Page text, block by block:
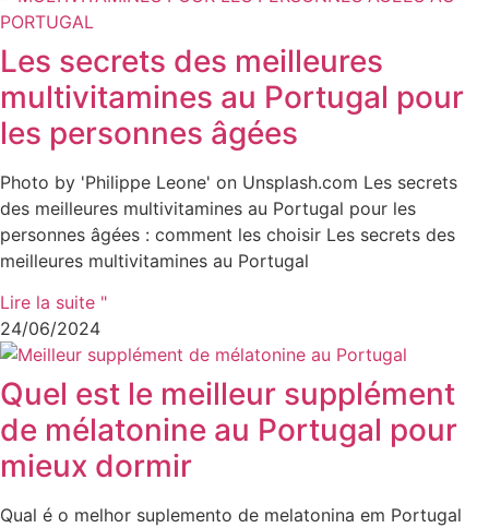
Les secrets des meilleures
multivitamines au Portugal pour
les personnes âgées
Photo by 'Philippe Leone' on Unsplash.com Les secrets
des meilleures multivitamines au Portugal pour les
personnes âgées : comment les choisir Les secrets des
meilleures multivitamines au Portugal
Lire la suite "
24/06/2024
Quel est le meilleur supplément
de mélatonine au Portugal pour
mieux dormir
Qual é o melhor suplemento de melatonina em Portugal